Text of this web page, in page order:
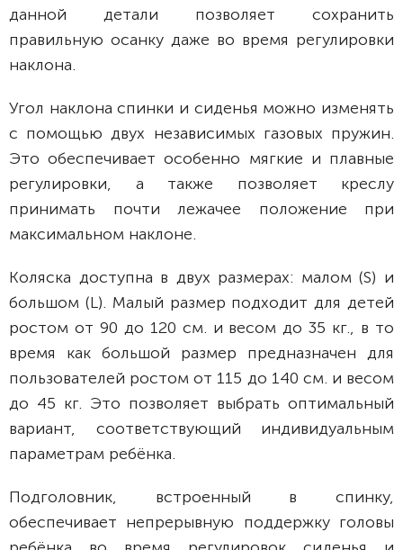
данной детали позволяет сохранить
правильную осанку даже во время регулировки
наклона.
Угол наклона спинки и сиденья можно изменять
с помощью двух независимых газовых пружин.
Это обеспечивает особенно мягкие и плавные
регулировки, а также позволяет креслу
принимать почти лежачее положение при
максимальном наклоне.
Коляска доступна в двух размерах: малом (S) и
большом (L). Малый размер подходит для детей
ростом от 90 до 120 см. и весом до 35 кг., в то
время как большой размер предназначен для
пользователей ростом от 115 до 140 см. и весом
до 45 кг. Это позволяет выбрать оптимальный
вариант, соответствующий индивидуальным
параметрам ребёнка.
Подголовник, встроенный в спинку,
обеспечивает непрерывную поддержку головы